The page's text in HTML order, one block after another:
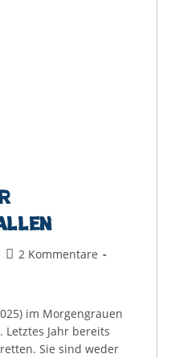
Beitrags-
2 Kommentare
im Morgengrauen
Jahr bereits
Sie sind weder